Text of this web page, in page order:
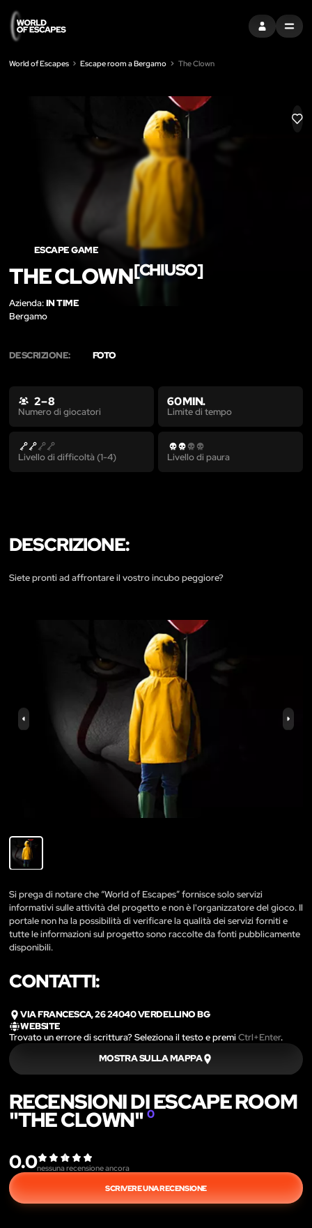
ACCEDIMENU
World of Escapes Escape room a Bergamo The Clown
LIKE
ESCAPE GAME
THE CLOWN[CHIUSO]
Azienda:IN TIME
Bergamo
DESCRIZIONE: FOTO
2 – 8
Numero di giocatori
60 MIN.
Limite di tempo
Livello di difficoltà (1-4) Livello di paura
DESCRIZIONE:
Siete pronti ad affrontare il vostro incubo peggiore?
Si prega di notare che “World of Escapes” fornisce solo servizi
informativi sulle attività del progetto e non è l'organizzatore del gioco. Il
portale non ha la possibilità di verificare la qualità dei servizi forniti e
tutte le informazioni sul progetto sono raccolte da fonti pubblicamente
disponibili.
CONTATTI:
VIA FRANCESCA, 26 24040 VERDELLINO BG
WEBSITE
Trovato un errore di scrittura? Seleziona il testo e premiCtrl+Enter.
MOSTRA SULLA MAPPA
RECENSIONI DI ESCAPE ROOM
"THE CLOWN" 0
0.0nessuna recensione ancora
SCRIVERE UNA RECENSIONE